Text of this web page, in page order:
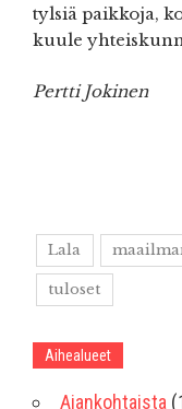
tylsiä paikkoja,
kuule
Pertti Jokinen
Lala
tuloset
Aihealueet
Ajankohtaista